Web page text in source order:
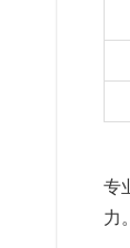
专
力。